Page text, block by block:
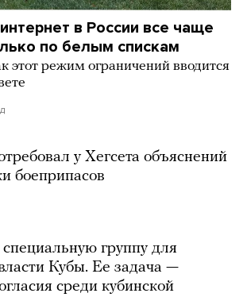
в России все чаще
по белым спискам
этот режим ограничений вводится
у Хегсета объяснений
боеприпасов
группу для
Кубы. Ее задача —
среди кубинской